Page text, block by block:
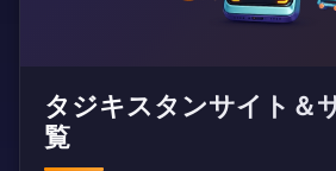
タジキスタンサイト＆
覧